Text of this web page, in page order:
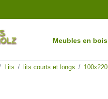
Meubles en bois
Lits lits courts et longs 100x220